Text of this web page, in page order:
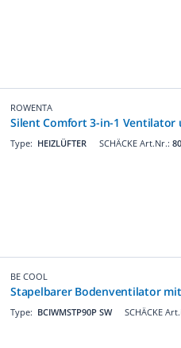
ROWENTA
Silent Comfort 3-in-1 Ventilator
SCHÄCKE Art.Nr.:
Type: HEIZLÜFTER
BE COOL
Stapelbarer Bodenventilator
SCHÄCKE
Type: BCIWMSTP90P SW